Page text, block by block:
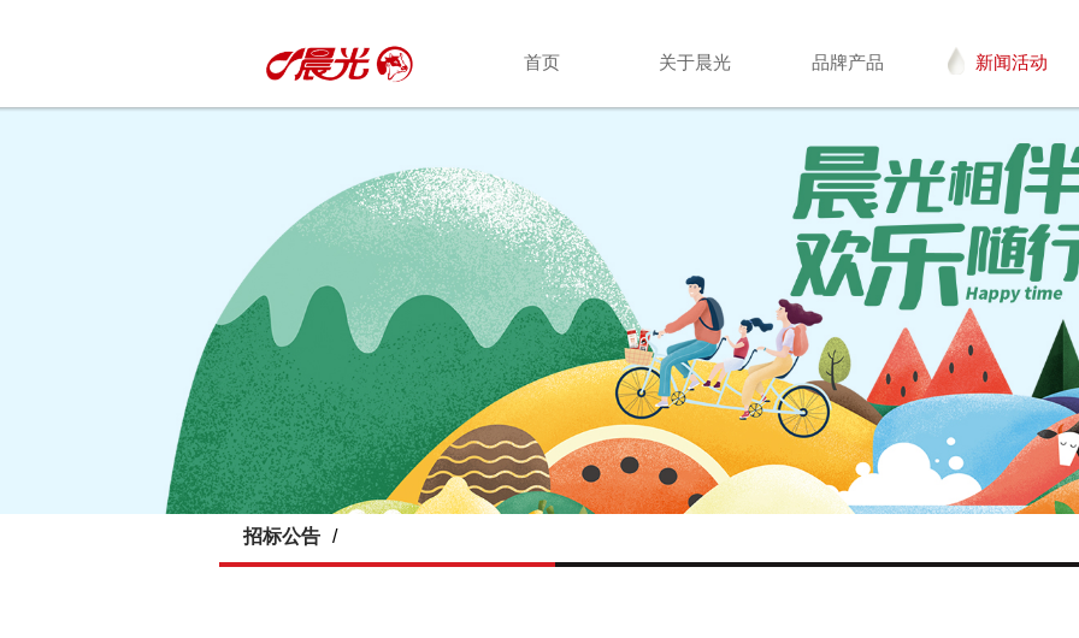
首页 关于晨光 品牌产品 新闻活动
招标公告 /